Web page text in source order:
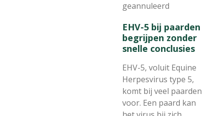
geannuleerd
EHV-5 bij paarden
begrijpen zonder
snelle conclusies
EHV-5, voluit Equine
Herpesvirus type 5,
komt bij veel paarden
voor. Een paard kan